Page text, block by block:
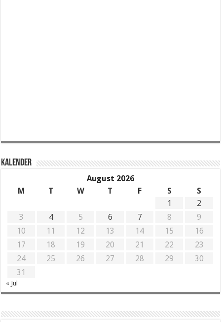
KALENDER
August 2026
M
T W T F S
S
1
2
3
4 5 6 7 8
9
10
11 12 13 14 15
16
17
18 19 20 21 22
23
24
25 26 27 28 29
30
31
« Jul